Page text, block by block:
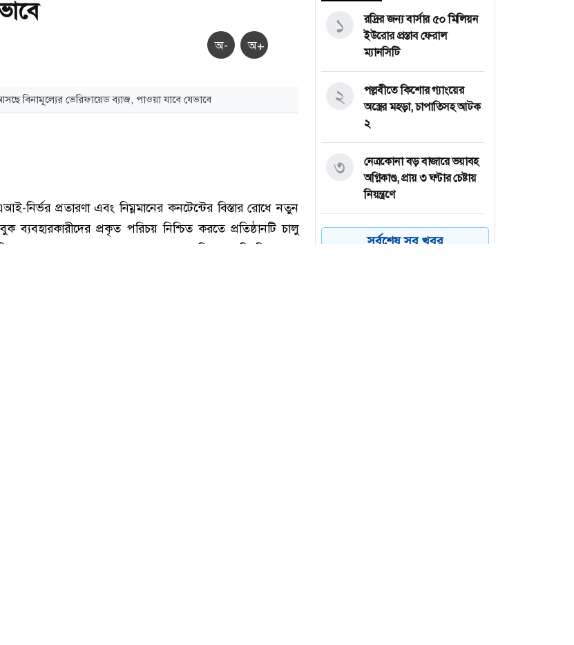
অ- অ+
রদ্রির জন্য বার্সার ৫০ মিলিয়ন
ইউরোর প্রস্তাব ফেরাল
ম্যানসিটি
১
পল্লবীতে কিশোর গ্যাংয়ের
অস্ত্রের মহড়া, চাপাতিসহ আটক
২
২
নেত্রকোনা বড় বাজারে ভয়াবহ
অগ্নিকাণ্ড, প্রায় ৩ ঘণ্টার চেষ্টায়
নিয়ন্ত্রণে
৩
কয়েক ডজন
সর্বশেষ সব খবর